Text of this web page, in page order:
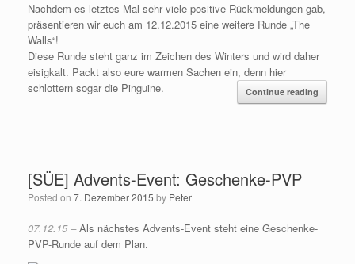
Nachdem es letztes Mal sehr viele positive Rückmeldungen gab,
präsentieren wir euch am 12.12.2015 eine weitere Runde „The
Walls“!
Diese Runde steht ganz im Zeichen des Winters und wird daher
eisigkalt. Packt also eure warmen Sachen ein, denn hier
schlottern sogar die Pinguine.
Continue reading
[SÜE] Advents-Event: Geschenke-PVP
Posted on 7. Dezember 2015 by Peter
07.12.15 –Als nächstes Advents-Event steht eine Geschenke-
PVP-Runde auf dem Plan.